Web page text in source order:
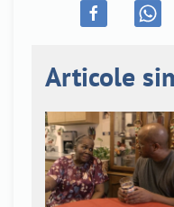
Articole